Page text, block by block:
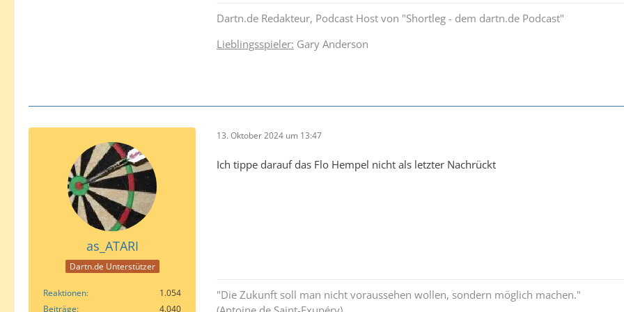
Dartn.de Redakteur, Podcast Host von "Shortleg - dem dartn.de Podcast"
Lieblingsspieler: Gary Anderson
as_ATARI
Dartn.de Unterstützer
Reaktionen
1.054
Beiträge
4.040
13. Oktober 2024 um 13:47
Ich tippe darauf das Flo Hempel nicht als letzter Nachrückt
"Die Zukunft soll man nicht voraussehen wollen, sondern möglich machen."